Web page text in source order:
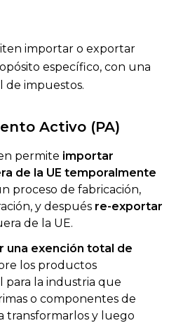
importar o exportar
específico, con una
de impuestos.
Activo (PA)
permite importar
de la UE temporalmente
proceso de fabricación,
y después re-exportar
de la UE.
una exención total de
los productos
para la industria que
o componentes de
transformarlos y luego